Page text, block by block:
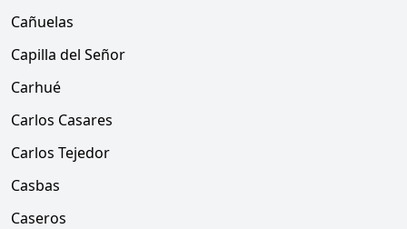
Cañuelas
Capilla del Señor
Carhué
Carlos Casares
Carlos Tejedor
Casbas
Caseros